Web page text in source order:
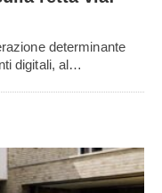
determinante
digitali, al…